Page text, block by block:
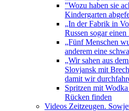
"Wozu haben sie
Kindergarten
„In der Fabrik in
Russen sogar
„Fünf Menschen
anderem eine
„Wir sahen aus
Slovjansk mit
damit wir
Spritzen mit
Rücken finden
Videos Zeitzeugen.